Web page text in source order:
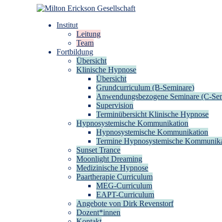
Milton Erickson Gesellschaft
für klinische Hypnose – Regionalstelle Tübingen
Institut
Leitung
Team
Fortbildung
Übersicht
Klinische Hypnose
Übersicht
Grundcurriculum (B-Seminare)
Anwendungsbezogene Seminare (C-
Supervision
Terminübersicht Klinische Hypnose
Hypnosystemische Kommunikation
Hypnosystemische Kommunikation
Termine Hypnosystemische
Sunset Trance
Moonlight Dreaming
Medizinische Hypnose
Paartherapie Curriculum
MEG-Curriculum
EAPT-Curriculum
Angebote von Dirk Revenstorf
Dozent*innen